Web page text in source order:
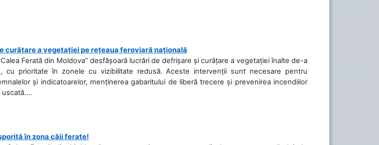
curățare a vegetației pe rețeaua feroviară națională
Ferată din Moldova” desfășoară lucrări de defrișare și curățare a vegetației înalte de-a
cu prioritate în zonele cu vizibilitate redusă. Aceste intervenții sunt necesare pentru
și indicatoarelor, menținerea gabaritului de liberă trecere și prevenirea incendiilor
în zona căii ferate!